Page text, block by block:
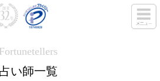
Fortunetellers
占い師一覧